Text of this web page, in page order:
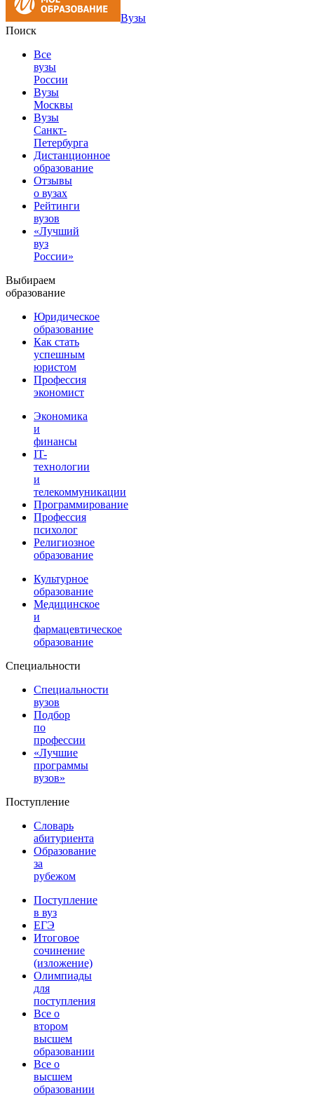
Вузы
Поиск
Все
вузы
России
Вузы
Москвы
Вузы
Санкт-
Петербурга
Дистанционное
образование
Отзывы
о вузах
Рейтинги
вузов
«Лучший
вуз
России»
Выбираем
образование
Юридическое
образование
Как стать
успешным
юристом
Профессия
экономист
Экономика
и
финансы
IT-
технологии
и
телекоммуникации
Программирование
Профессия
психолог
Религиозное
образование
Культурное
образование
Медицинское
и
фармацевтическое
образование
Специальности
Специальности
вузов
Подбор
по
профессии
«Лучшие
программы
вузов»
Поступление
Словарь
абитуриента
Образование
за
рубежом
Поступление
в вуз
ЕГЭ
Итоговое
сочинение
(изложение)
Олимпиады
для
поступления
Все о
втором
высшем
образовании
Все о
высшем
образовании